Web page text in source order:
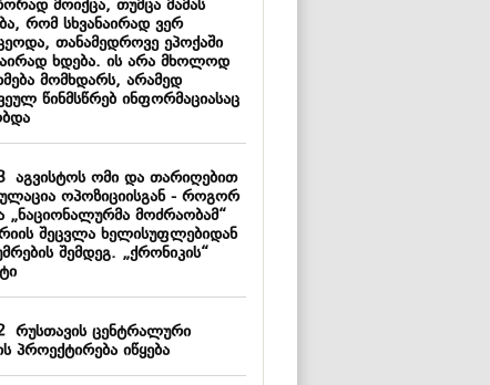
მოიქცა, თუმცა მამას
რომ სხვანაირად ვერ
თანამედროვე ეპოქაში
ხდება. ის არა მხოლოდ
მომხდარს, არამედ
წინმსწრებ ინფორმაციასაც
აგვისტოს ომი და თარიღებით
ოპოზიციისგან - როგორ
„ნაციონალურმა მოძრაობამ“
შეცვლა ხელისუფლებიდან
შემდეგ. „ქრონიკის“
რუსთავის ცენტრალური
პროექტირება იწყება